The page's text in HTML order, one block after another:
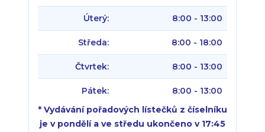
Úterý: 8:00 - 13:00
Středa: 8:00 - 18:00
Čtvrtek: 8:00 - 13:00
Pátek:
8:00 - 13:00
* Vydávání pořadových lístečků z číselníku
je v pondělí a ve středu ukončeno v 17:45